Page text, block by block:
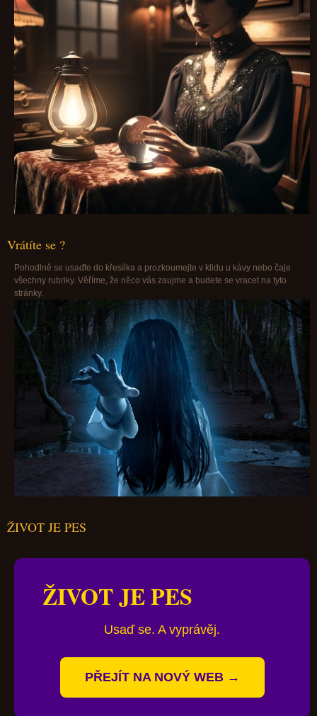
Vrátíte se ?
Pohodlně se usaďte do křesílka a prozkoumejte v klidu u kávy nebo čaje
všechny rubriky. Věříme, že něco vás zaujme a budete se vracet na tyto
stránky.
ŽIVOT JE PES
ŽIVOT JE PES
Usaď se. A vyprávěj.
PŘEJÍT NA NOVÝ WEB →